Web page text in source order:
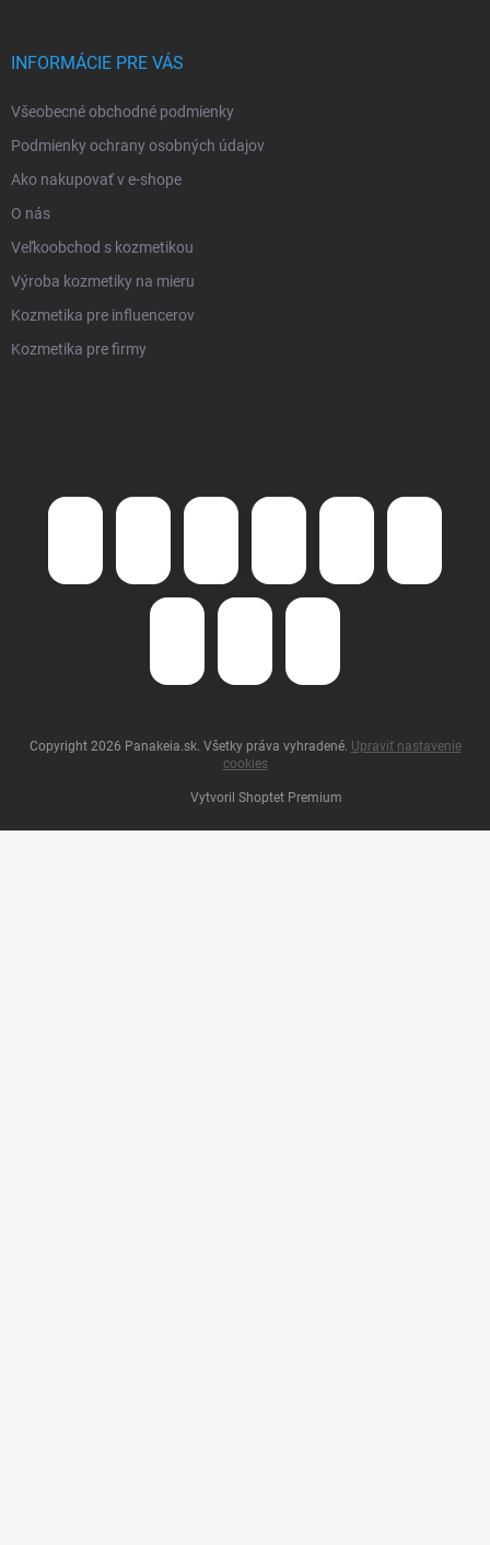
INFORMÁCIE PRE VÁS
Všeobecné obchodné podmienky
Podmienky ochrany osobných údajov
Ako nakupovať v e-shope
O nás
Veľkoobchod s kozmetikou
Výroba kozmetiky na mieru
Kozmetika pre influencerov
Kozmetika pre firmy
Vytvoril Shoptet Premium
Copyright 2026 Panakeia.sk. Všetky práva vyhradené. Upraviť nastavenie
cookies